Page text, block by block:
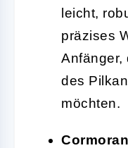
leicht,
präzises
Anfänger,
des
möchten.